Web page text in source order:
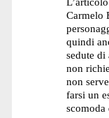
Carmelo
quindi
sedute di
non
non
farsi un